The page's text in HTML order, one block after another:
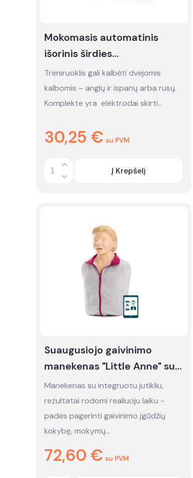
Mokomasis automatinis
išorinis širdies
defibriliatorius (AED) -
nuoma
Treniruoklis gali kalbėti dvejomis
kalbomis – anglų ir ispanų arba rusų.
Komplekte yra elektrodai skirti…
30,25 € su PVM
Quantity Į Krepšelį
Suaugusiojo gaivinimo
manekenas "Little Anne" su
integruotu jutikliu - nuoma
Manekenas su integruotu jutikliu,
rezultatai rodomi realiuoju laiku -
padės pagerinti gaivinimo įgūdžių
kokybę, mokymų…
72,60 € su PVM